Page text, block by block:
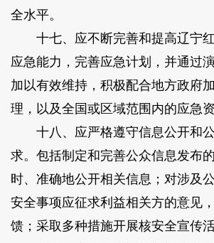
全水平。
十七、应不断完善和提高辽宁红
应急能力，完善应急计划，并通过
加以有效维持，积极配合地方政府
理，以及全国或区域范围内的应急
十八、应严格遵守信息公开和公
求。包括制定和完善公众信息发布
时、准确地公开相关信息；对涉及
安全事项应征求利益相关方的意见
馈；采取多种措施开展核安全宣传活